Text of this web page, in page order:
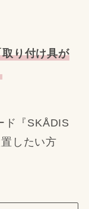
り付け具が
ド『SKÅDIS
したい方